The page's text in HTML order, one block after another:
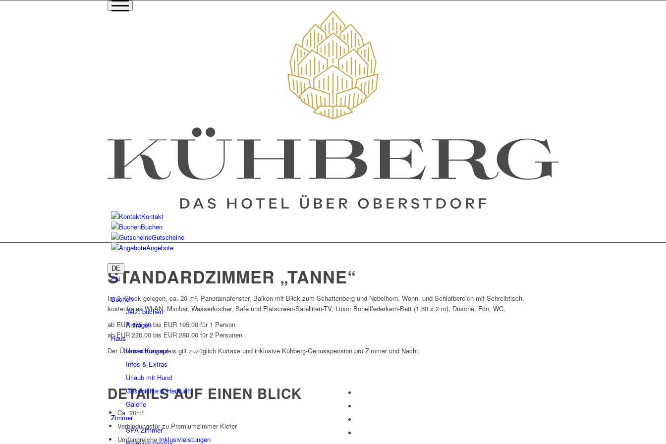
Kontakt
Buchen
Gutscheine
Angebote
DE
EN
Buchen
Jetzt buchen
Anfragen
Haus
Unser Konzept
Infos & Extras
Urlaub mit Hund
Geschichte & Herkunft
Galerie
Zimmer
SPA Zimmer
STANDARDZIMMER „TANNE“
Im 2. Stock gelegen, ca. 20 m², Panoramafenster, Balkon mit Blick zum Schattenberg und Nebelhorn. Wohn- und Schlafbereich mit Schreibtisch,
kostenfreies WLAN, Minibar, Wasserkocher, Safe und Flatscreen-Satelliten-TV, Luxor Bonellfederkern-Bett (1,60 x 2 m), Dusche, Fön, WC.
ab EUR 135,00 bis EUR 195,00 für 1 Person
ab EUR 220,00 bis EUR 280,00 für 2 Personen
Der Übernachtungspreis gilt zuzüglich Kurtaxe und inklusive Kühberg-Genusspension pro Zimmer und Nacht.
DETAILS AUF EINEN BLICK
Ca. 20m²
Verbindungstür zu Premiumzimmer Kiefer
Umfangreiche Inklusivleistungen